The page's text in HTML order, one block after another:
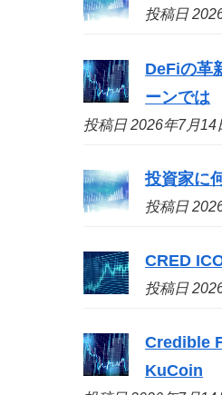
投稿日
DeFiの革
ーンでは
投稿日 2026年7月14
投資家に
投稿日
CRED
投稿日
Credible
KuCoin